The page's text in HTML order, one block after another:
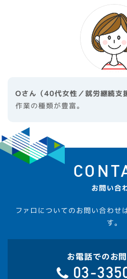
Oさん（40代女性／就労継続支
作業の種類が豊富。
お問い合
ファロについてのお問い合わせ
す。
お電話でのお
03-